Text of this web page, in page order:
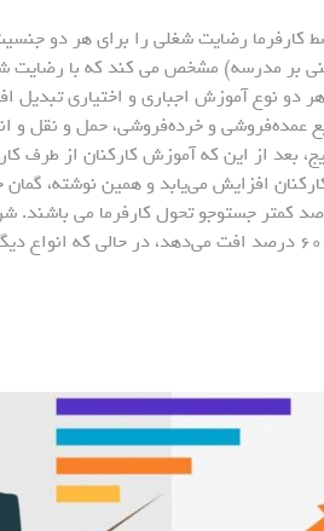
کارفرما رضایت شغلی را برای هر دو
بر مدرسه) مشخص می کند که با رضایت
دو نوع آموزش اجباری و اختیاری
عمده‌فروشی و خرده‌فروشی، حمل و نقل و
بعد از این که آموزش کارکنان از طرف
افزایش می‌یابد و همین نوشته، گمان
کارگران آموزش‌دیده ۳۰ درصد کمتر جستوجو تحول
کارفرما گمان ترک شغل را نزدیک به ۶۰ درصد افت می‌دهد،